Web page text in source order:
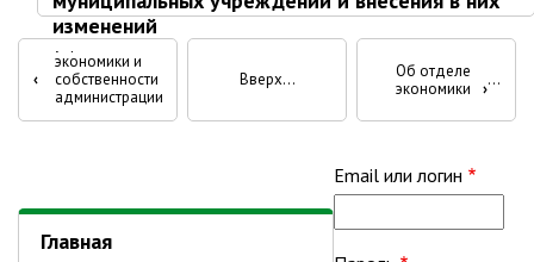
июнь 2026 г.
май 2026 г.
апрель 2026 г.
март 2026 г.
изменений
Перекрёстные
ссылки
Отдел
‹
Учётная
политика
управления
экономики и
собственности
администрации
Вверх
Об отделе
экономики
›
Главная
Email или логин